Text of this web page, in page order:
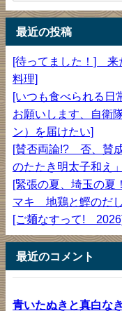
最近の投稿
[待ってました！]
料理]
[いつも食べられる
お願いします、自衛
ン）を届けたい]
[賛否両論!? 否、賛
のたたき明太子和え
[緊張の夏、埼玉の
マキ 地鶏と鰹のだ
[ご麺なすって!
最近のコメント
青いたぬきと真白な